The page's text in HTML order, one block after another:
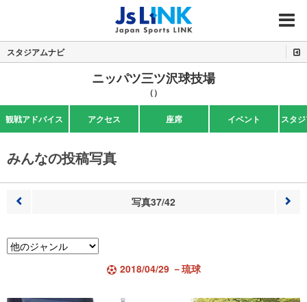
MENU
スタジアムナビ
ニッパツ三ツ沢球技場
（）
観戦アドバイス アクセス 座席 イベント スタ
みんなの投稿写真
写真37/42
2018/04/29 －琉球